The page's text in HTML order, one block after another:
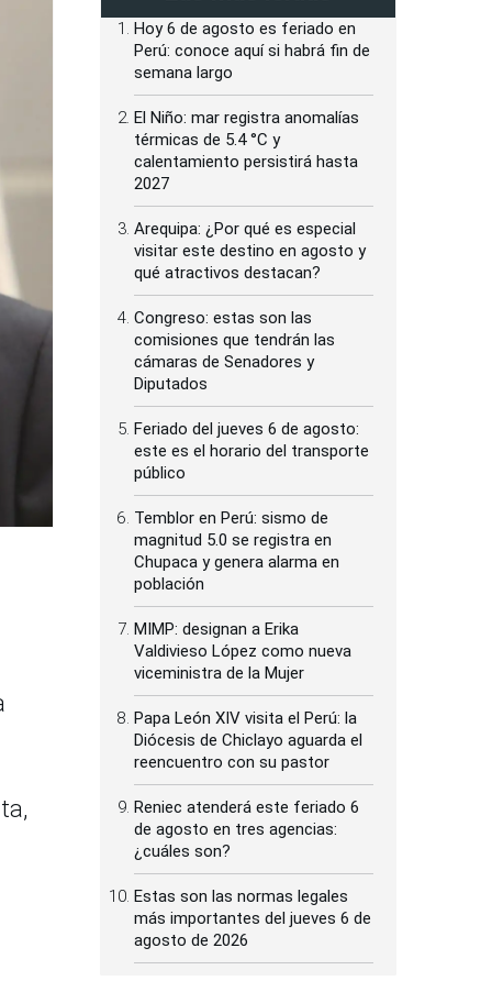
Hoy 6 de agosto es feriado en
Perú: conoce aquí si habrá fin de
semana largo
El Niño: mar registra anomalías
térmicas de 5.4 °C y
calentamiento persistirá hasta
2027
Arequipa: ¿Por qué es especial
visitar este destino en agosto y
qué atractivos destacan?
Congreso: estas son las
comisiones que tendrán las
cámaras de Senadores y
Diputados
Feriado del jueves 6 de agosto:
este es el horario del transporte
público
Temblor en Perú: sismo de
magnitud 5.0 se registra en
Chupaca y genera alarma en
población
MIMP: designan a Erika
Valdivieso López como nueva
viceministra de la Mujer
Papa León XIV visita el Perú: la
Diócesis de Chiclayo aguarda el
reencuentro con su pastor
Reniec atenderá este feriado 6
de agosto en tres agencias:
¿cuáles son?
Estas son las normas legales
más importantes del jueves 6 de
agosto de 2026